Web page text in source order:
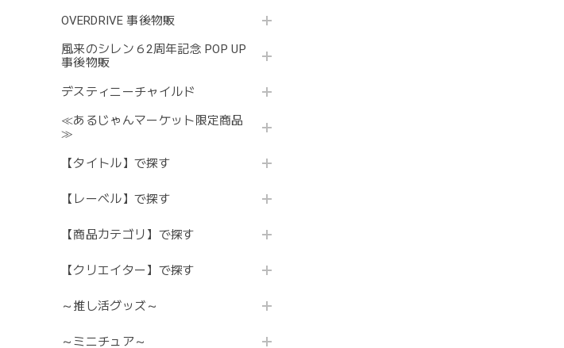
OVERDRIVE 事後物販
風来のシレン６2周年記念 POP UP
事後物販
デスティニーチャイルド
≪あるじゃんマーケット限定商品
≫
【タイトル】で探す
【レーベル】で探す
【商品カテゴリ】で探す
【クリエイター】で探す
～推し活グッズ～
～ミニチュア～